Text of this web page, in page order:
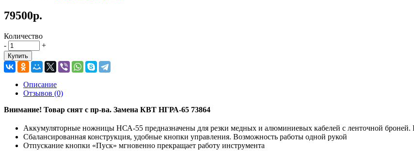
79500р.
Количество
-
+
Купить
Описание
Отзывов (0)
Внимание! Товар снят с пр-ва. Замена КВТ НГРА-65 73864
Аккумуляторные ножницы НСА-55 предназначены для резки медных и алюминиевых кабелей с ленточной броней.
Сбалансированная конструкция, удобные кнопки управления. Возможность работы одной рукой
Отпускание кнопки «Пуск» мгновенно прекращает работу инструмента